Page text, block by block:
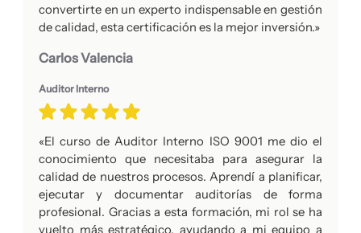
convertirte en un experto indispensable en gestión
de calidad, esta certificación es la mejor inversión.»
Carlos Valencia
Auditor Interno
«El curso de Auditor Interno ISO 9001 me dio el
conocimiento que necesitaba para asegurar la
calidad de nuestros procesos. Aprendí a planificar,
ejecutar y documentar auditorías de forma
profesional. Gracias a esta formación, mi rol se ha
vuelto más estratégico, ayudando a mi equipo a